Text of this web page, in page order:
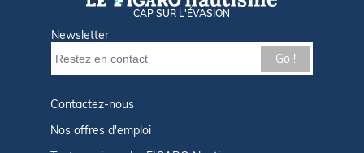
CAP SUR L'ÉVASION
Newsletter
Go !
Contactez-nous
Nos offres d'emploi